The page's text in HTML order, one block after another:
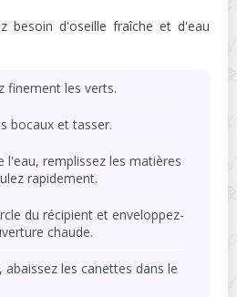
besoin d'oseille fraîche et d'eau
finement les verts.
bocaux et tasser.
l'eau, remplissez les matières
rapidement.
du récipient et enveloppez-
chaude.
abaissez les canettes dans le